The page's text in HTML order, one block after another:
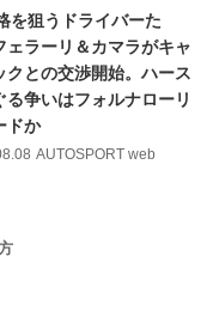
を狙うドライバーた
ェラーリ＆カマラがキャ
クとの交渉開始。ハース
る争いはフォルナローリ
ドか
AUTOSPORT web